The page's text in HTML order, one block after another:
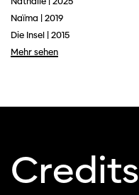
Naïma | 2019
Die Insel | 2015
Mehr sehen
Credits